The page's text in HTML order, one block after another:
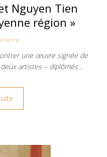
Nguyen Tien
région »
une œuvre signée de
artistes – diplômés…